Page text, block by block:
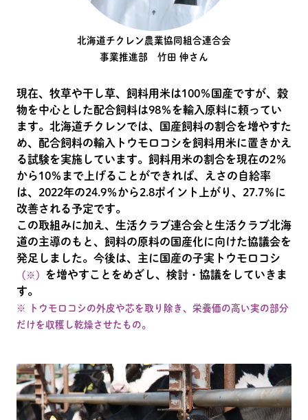
北海道チクレン農業協同組合連合会
事業推進部 竹田 伸さん
現在、牧草や干し草、飼料用米は100％国産ですが、穀
物を中心とした配合飼料は98％を輸入原料に頼ってい
ます。北海道チクレンでは、国産飼料の割合を増やすた
め、配合飼料の輸入トウモロコシを飼料用米に置きかえ
る試験を実施しています。飼料用米の割合を現在の2％
から10％まで上げることができれば、えさの自給率
は、2022年の24.9％から2.8ポイント上がり、27.7％に
改善される予定です。
この取組みに加え、生活クラブ連合会と生活クラブ北海
道の主導のもと、飼料の原料の国産化に向けた協議会を
発足しました。今後は、主に国産の子実トウモロコシ
（※） を増やすことをめざし、検討・協議をしていきま
す。
※ トウモロコシの外皮や芯を取り除き、栄養価の高い実の部分
だけを収穫し乾燥させたもの。